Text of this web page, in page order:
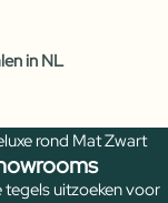
in NL
rond Mat Zwart
uitzoeken voor